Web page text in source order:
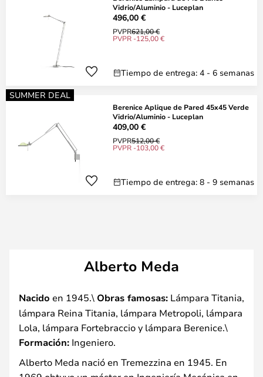
Vidrio/Aluminio - Luceplan
496,00 €
PVPR621,00 €
PVPR -125,00 €
Tiempo de entrega: 4 - 6 semanas
SUMMER DEAL
Berenice Aplique de Pared 45x45 Verde
Vidrio/Aluminio - Luceplan
409,00 €
PVPR512,00 €
PVPR -103,00 €
Tiempo de entrega: 8 - 9 semanas
Alberto Meda
Nacido en 1945.\ Obras famosas: Lámpara Titania,
lámpara Reina Titania, lámpara Metropoli, lámpara
Lola, lámpara Fortebraccio y lámpara Berenice.\
Formación: Ingeniero.
Alberto Meda nació en Tremezzina en 1945. En